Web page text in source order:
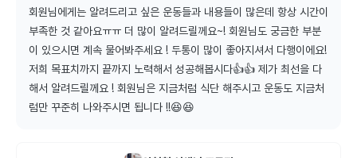
회원님에게는 알려드리고 싶은 운동들과 내용들이 많은데 항상 시간이
부족한 것 같아요ㅠㅠ 더 많이 알려드릴께요~! 회원님도 궁금한 부분
이 있으시면 계속 물어봐주세요 ! 두통이 많이 좋아지셔서 다행이에요!
저희 목표치까지 끝까지 노력해서 성공해봅시다👍👍 제가 최선을 다
해서 알려드릴께요 ! 회원님은 지금처럼 식단 해주시고 운동도 지금처
럼만 꾸준히 나와주시면 됩니다 !!😆😆